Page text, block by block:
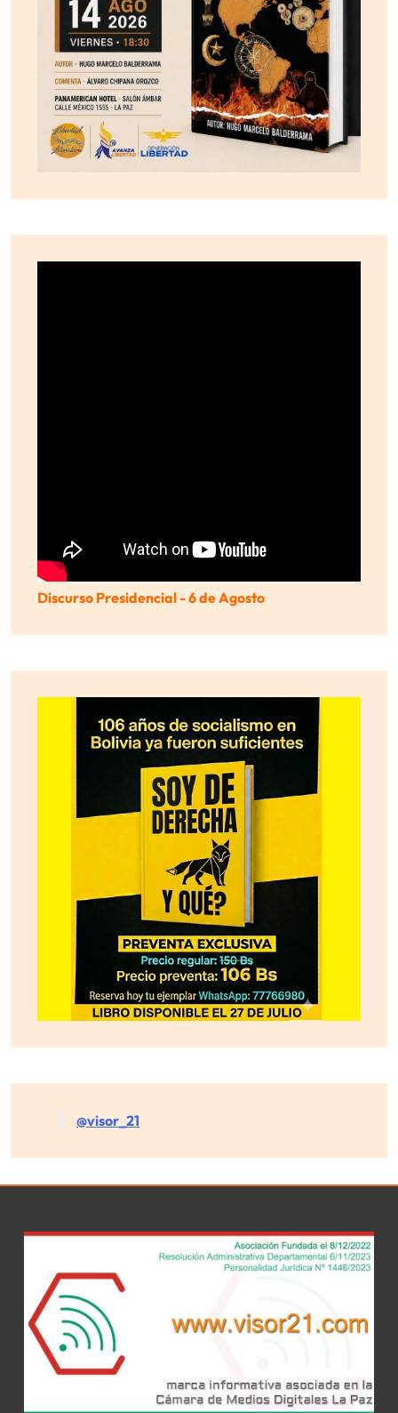
Discurso Presidencial - 6 de Agosto
@visor_21